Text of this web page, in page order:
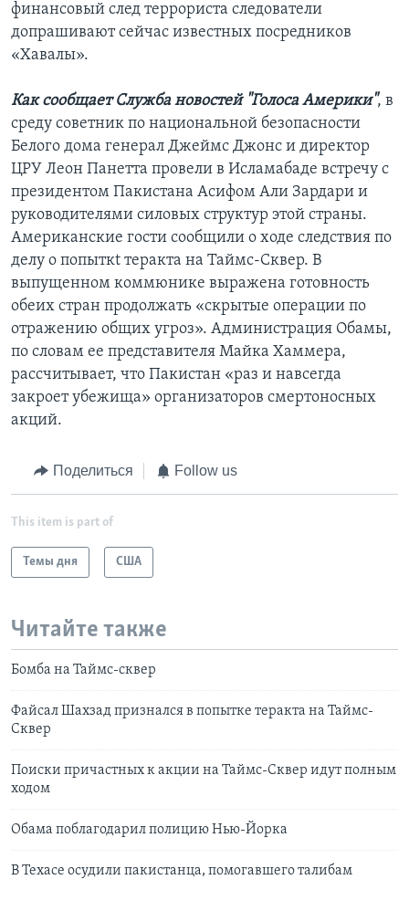
финансовый след террориста следователи
допрашивают сейчас известных посредников
«Хавалы».
Как сообщает Служба новостей "Голоса Америки", в
среду советник по национальной безопасности
Белого дома генерал Джеймс Джонс и директор
ЦРУ Леон Панетта провели в Исламабаде встречу с
президентом Пакистана Асифом Али Зардари и
руководителями силовых структур этой страны.
Американские гости сообщили о ходе следствия по
делу о попыткt теракта на Таймс-Сквер. В
выпущенном коммюнике выражена готовность
обеих стран продолжать «скрытые операции по
отражению общих угроз». Администрация Обамы,
по словам ее представителя Майка Хаммера,
рассчитывает, что Пакистан «раз и навсегда
закроет убежища» организаторов смертоносных
акций.
Поделиться Follow us
This item is part of
Темы дня США
Читайте также
Бомба на Таймс-сквер
Файсал Шахзад признался в попытке теракта на Таймс-
Сквер
Поиски причастных к акции на Таймс-Сквер идут полным
ходом
Обама поблагодарил полицию Нью-Йорка
В Техасе осудили пакистанца, помогавшего талибам